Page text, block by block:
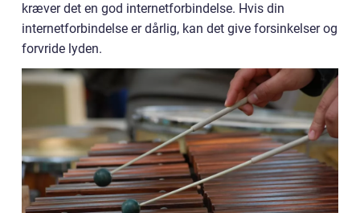
kræver det en god internetforbindelse. Hvis din
internetforbindelse er dårlig, kan det give forsinkelser og
forvride lyden.